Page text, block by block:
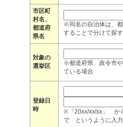
市区町
村名、
都道府
県名
※同名の自治体は、
することで分けて探
対象の
選挙区
※都道府県、政令市
ている場合
登録日
時
※「20xx/xx/xx」 か
で というように入力